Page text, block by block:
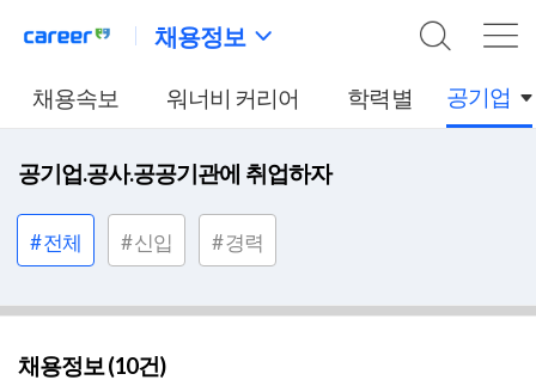
채용정보
채용속보 워너비 커리어 학력별 공기업
공기업.공사.공공기관에 취업하자
# 전체 # 신입 # 경력
채용정보(10건)